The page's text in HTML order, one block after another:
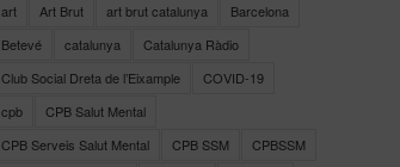
art
Art Brut art brut catalunya
Barcelona
Betevé
catalunya
Catalunya Ràdio
Club Social Dreta de l’Eixample
COVID-19
cpb
CPB Salut Mental
CPB Serveis Salut Mental
CPB SSM
CPBSSM